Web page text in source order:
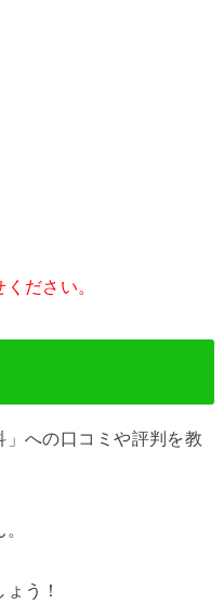
ださい。
への口コミや評判を教
う！